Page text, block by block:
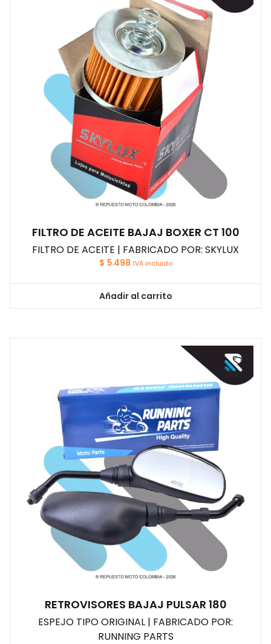
FILTRO DE ACEITE BAJAJ BOXER CT 100
FILTRO DE ACEITE | FABRICADO POR: SKYLUX
$ 5.498 IVA incluido
Añadir al carrito
RETROVISORES BAJAJ PULSAR 180
ESPEJO TIPO ORIGINAL | FABRICADO POR:
RUNNING PARTS